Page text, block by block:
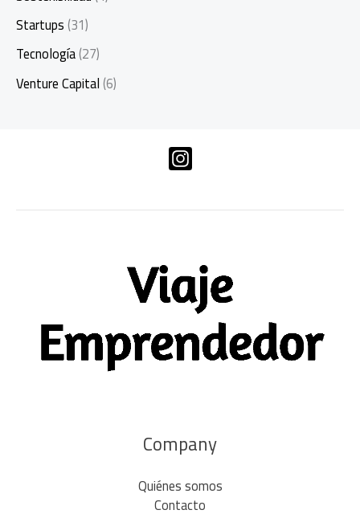
Startups(31)
Tecnología(27)
Venture Capital(6)
Company
Quiénes somos
Contacto